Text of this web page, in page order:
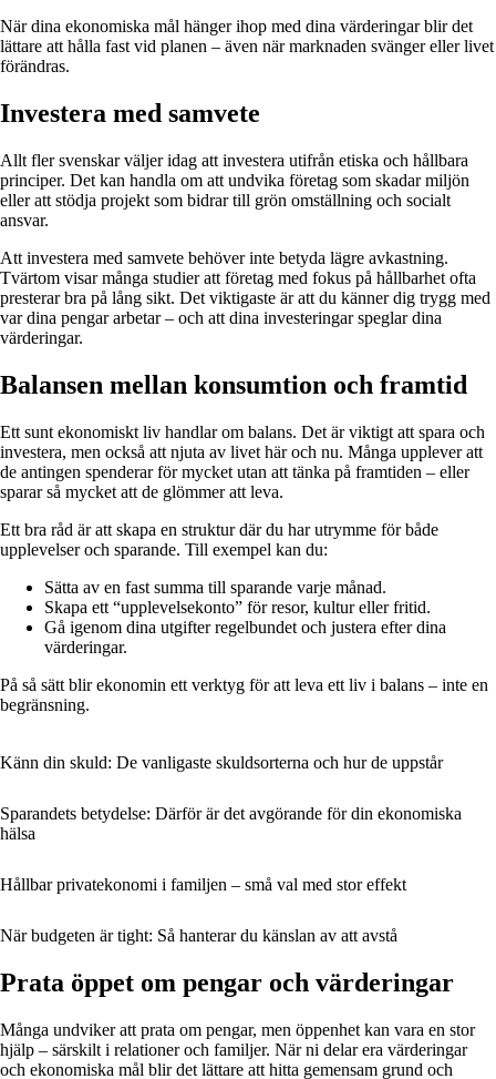
När dina ekonomiska mål hänger ihop med dina värderingar blir det
lättare att hålla fast vid planen – även när marknaden svänger eller livet
förändras.
Investera med samvete
Allt fler svenskar väljer idag att investera utifrån etiska och hållbara
principer. Det kan handla om att undvika företag som skadar miljön
eller att stödja projekt som bidrar till grön omställning och socialt
ansvar.
Att investera med samvete behöver inte betyda lägre avkastning.
Tvärtom visar många studier att företag med fokus på hållbarhet ofta
presterar bra på lång sikt. Det viktigaste är att du känner dig trygg med
var dina pengar arbetar – och att dina investeringar speglar dina
värderingar.
Balansen mellan konsumtion och framtid
Ett sunt ekonomiskt liv handlar om balans. Det är viktigt att spara och
investera, men också att njuta av livet här och nu. Många upplever att
de antingen spenderar för mycket utan att tänka på framtiden – eller
sparar så mycket att de glömmer att leva.
Ett bra råd är att skapa en struktur där du har utrymme för både
upplevelser och sparande. Till exempel kan du:
Sätta av en fast summa till sparande varje månad.
Skapa ett “upplevelsekonto” för resor, kultur eller fritid.
Gå igenom dina utgifter regelbundet och justera efter dina
värderingar.
På så sätt blir ekonomin ett verktyg för att leva ett liv i balans – inte en
begränsning.
Känn din skuld: De vanligaste skuldsorterna och hur de uppstår
Sparandets betydelse: Därför är det avgörande för din ekonomiska
hälsa
Hållbar privatekonomi i familjen – små val med stor effekt
När budgeten är tight: Så hanterar du känslan av att avstå
Prata öppet om pengar och värderingar
Många undviker att prata om pengar, men öppenhet kan vara en stor
hjälp – särskilt i relationer och familjer. När ni delar era värderingar
och ekonomiska mål blir det lättare att hitta gemensam grund och